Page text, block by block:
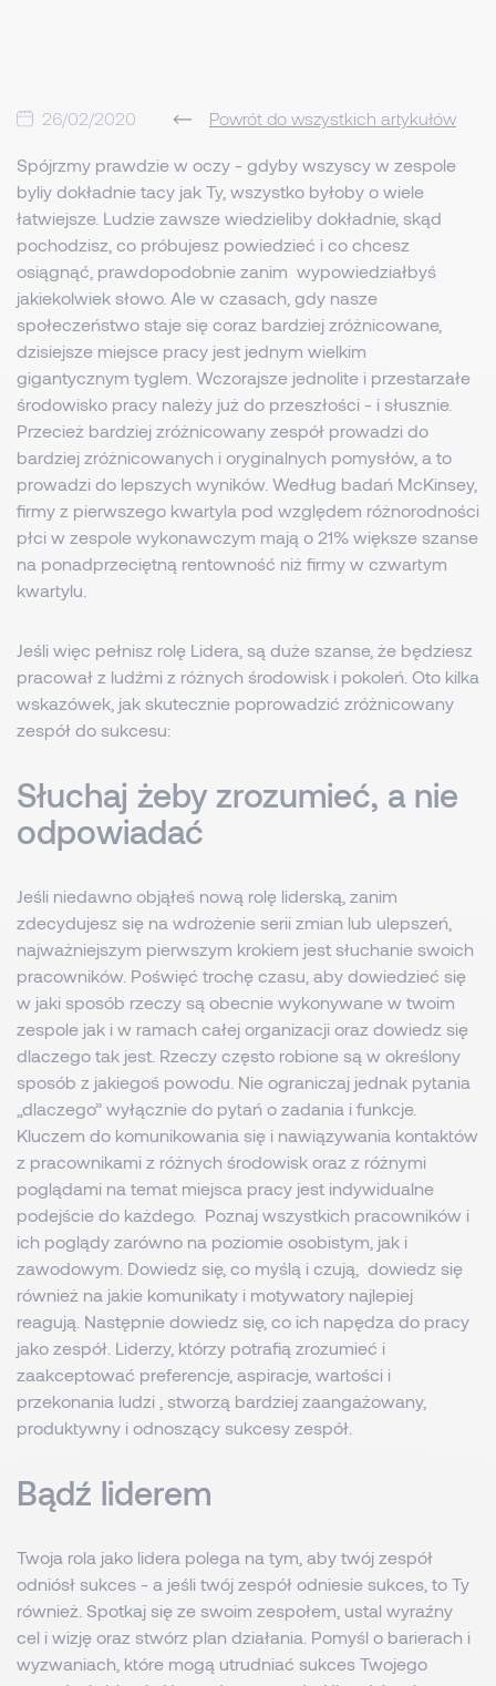
26/02/2020 Powrót do wszystkich artykułów
Spójrzmy prawdzie w oczy - gdyby wszyscy w zespole
byliy dokładnie tacy jak Ty, wszystko byłoby o wiele
łatwiejsze. Ludzie zawsze wiedzieliby dokładnie, skąd
pochodzisz, co próbujesz powiedzieć i co chcesz
osiągnąć, prawdopodobnie zanim wypowiedziałbyś
jakiekolwiek słowo. Ale w czasach, gdy nasze
społeczeństwo staje się coraz bardziej zróżnicowane,
dzisiejsze miejsce pracy jest jednym wielkim
gigantycznym tyglem. Wczorajsze jednolite i przestarzałe
środowisko pracy należy już do przeszłości - i słusznie.
Przecież bardziej zróżnicowany zespół prowadzi do
bardziej zróżnicowanych i oryginalnych pomysłów, a to
prowadzi do lepszych wyników. Według badań McKinsey,
firmy z pierwszego kwartyla pod względem różnorodności
płci w zespole wykonawczym mają o 21% większe szanse
na ponadprzeciętną rentowność niż firmy w czwartym
kwartylu.
Jeśli więc pełnisz rolę Lidera, są duże szanse, że będziesz
pracował z ludźmi z różnych środowisk i pokoleń. Oto kilka
wskazówek, jak skutecznie poprowadzić zróżnicowany
zespół do sukcesu:
Słuchaj żeby zrozumieć, a nie
odpowiadać
Jeśli niedawno objąłeś nową rolę liderską, zanim
zdecydujesz się na wdrożenie serii zmian lub ulepszeń,
najważniejszym pierwszym krokiem jest słuchanie swoich
pracowników. Poświęć trochę czasu, aby dowiedzieć się
w jaki sposób rzeczy są obecnie wykonywane w twoim
zespole jak i w ramach całej organizacji oraz dowiedz się
dlaczego tak jest. Rzeczy często robione są w określony
sposób z jakiegoś powodu. Nie ograniczaj jednak pytania
„dlaczego” wyłącznie do pytań o zadania i funkcje.
Kluczem do komunikowania się i nawiązywania kontaktów
z pracownikami z różnych środowisk oraz z różnymi
poglądami na temat miejsca pracy jest indywidualne
podejście do każdego. Poznaj wszystkich pracowników i
ich poglądy zarówno na poziomie osobistym, jak i
zawodowym. Dowiedz się, co myślą i czują, dowiedz się
również na jakie komunikaty i motywatory najlepiej
reagują. Następnie dowiedz się, co ich napędza do pracy
jako zespół. Liderzy, którzy potrafią zrozumieć i
zaakceptować preferencje, aspiracje, wartości i
przekonania ludzi , stworzą bardziej zaangażowany,
produktywny i odnoszący sukcesy zespół.
Bądź liderem
Twoja rola jako lidera polega na tym, aby twój zespół
odniósł sukces - a jeśli twój zespół odniesie sukces, to Ty
również. Spotkaj się ze swoim zespołem, ustal wyraźny
cel i wizję oraz stwórz plan działania. Pomyśl o barierach i
wyzwaniach, które mogą utrudniać sukces Twojego